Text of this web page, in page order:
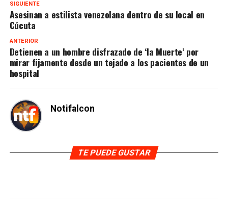
SIGUIENTE
Asesinan a estilista venezolana dentro de su local en
Cúcuta
ANTERIOR
Detienen a un hombre disfrazado de ‘la Muerte’ por
mirar fijamente desde un tejado a los pacientes de un
hospital
Notifalcon
TE PUEDE GUSTAR